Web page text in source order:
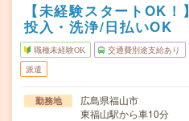
【未経験スタートOK
投入・洗浄/日払いOK
職種未経験OK 交通費別途支給あり
派遣
勤務地
広島県福山市
東福山駅から車10分